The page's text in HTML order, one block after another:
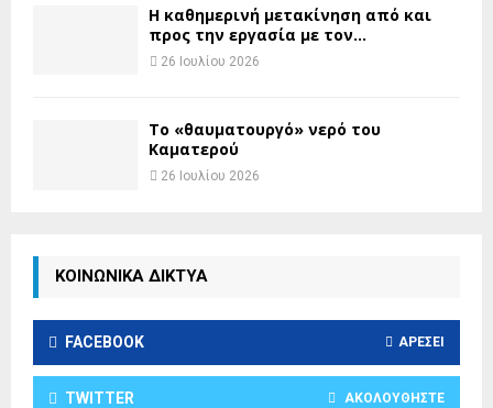
H καθημερινή μετακίνηση από και
προς την εργασία με τον...
26 Ιουλίου 2026
Το «θαυματουργό» νερό του
Καματερού
26 Ιουλίου 2026
ΚΟΙΝΩΝΙΚΑ ΔΙΚΤΥΑ
FACEBOOK ΑΡΈΣΕΙ
TWITTER ΑΚΟΛΟΥΘΉΣΤΕ